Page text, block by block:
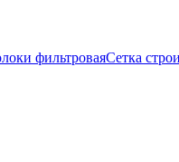
фильтроваяСетка